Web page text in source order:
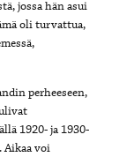
jossa hän asui
oli turvattua,
perheeseen,
1920- ja 1930-
Aikaa voi